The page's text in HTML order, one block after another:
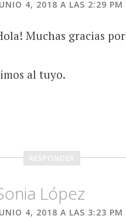
4, 2018 A LAS 2:29 PM
Muchas gracias por
al tuyo.
RESPONDER
López
4, 2018 A LAS 3:23 PM